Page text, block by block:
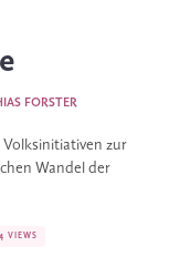
FORSTER
Volksinitiativen zur
Wandel der
VIEWS